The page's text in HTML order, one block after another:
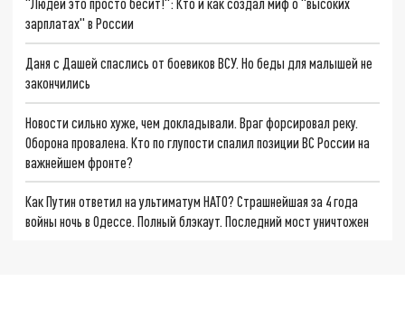
зарплатах" в России
Даня с Дашей спаслись от боевиков ВСУ. Но беды для малышей не
закончились
Новости сильно хуже, чем докладывали. Враг форсировал реку.
Оборона провалена. Кто по глупости спалил позиции ВС России на
важнейшем фронте?
Как Путин ответил на ультиматум НАТО? Страшнейшая за 4 года
войны ночь в Одессе. Полный блэкаут. Последний мост уничтожен